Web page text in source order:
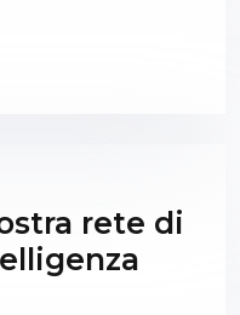
rete di